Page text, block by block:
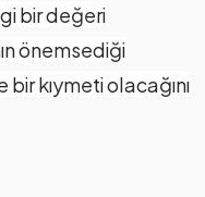
bir değeri
önemsediği
kıymeti olacağını